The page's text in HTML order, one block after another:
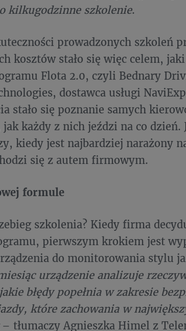
kilkugodzinne szkolenie.
prowadzonych szkoleń
kosztów stało się więc celem,
Flota 2.0, czyli Bednary
dostawca usługi
stało się poznanie samych
każdy z nich jeździ na co dzień.
kiedy jest najbardziej narażony
się z autem firmowym.
formule
szkolenia? Kiedy firma
pierwszym krokiem jest
do monitorowania stylu
urządzenie analizuje
błędy popełnia w zakresie
które zachowania w
tłumaczy Agnieszka Himel z